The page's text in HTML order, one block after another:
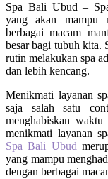
Spa Bali Ubud –
yang akan mampu
berbagai macam
besar bagi tubuh kita.
rutin melakukan spa
dan lebih kencang.
Menikmati layanan
saja salah satu
menghabiskan
menikmati layanan
Spa Bali Ubud
yang mampu
dengan berbagai